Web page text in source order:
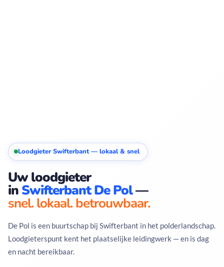
Loodgieter Swifterbant — lokaal & snel
Uw loodgieter
in Swifterbant De Pol—
snel. lokaal. betrouwbaar.
De Pol is een buurtschap bij Swifterbant in het polderlandschap.
Loodgieterspunt kent het plaatselijke leidingwerk — en is dag
en nacht bereikbaar.